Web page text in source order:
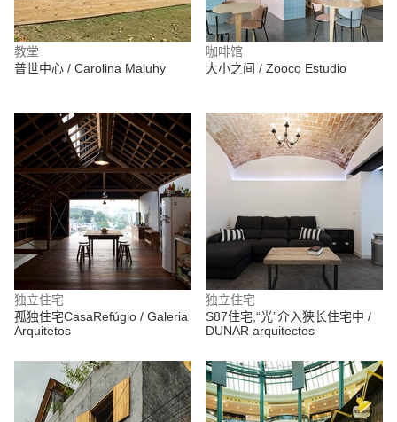
教堂
普世中心 / Carolina Maluhy
咖啡馆
大小之间 / Zooco Estudio
独立住宅
孤独住宅CasaRefúgio / Galeria
Arquitetos
独立住宅
S87住宅,“光”介入狭长住宅中 /
DUNAR arquitectos